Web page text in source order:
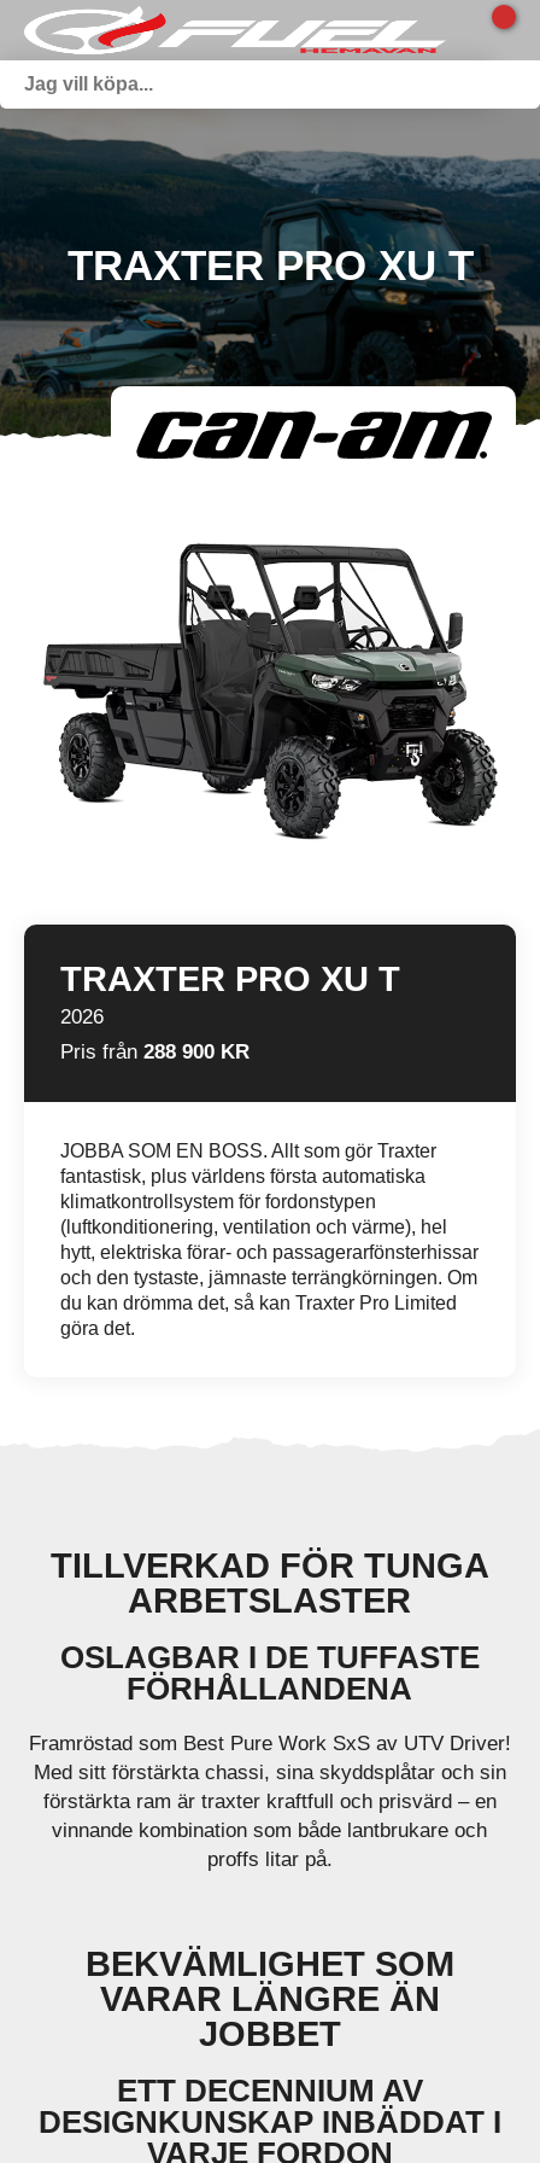
TRAXTER PRO XU T
TRAXTER PRO XU T
2026
Pris från 288 900 KR
JOBBA SOM EN BOSS. Allt som gör Traxter
fantastisk, plus världens första automatiska
klimatkontrollsystem för fordonstypen
(luftkonditionering, ventilation och värme), hel
hytt, elektriska förar- och passagerarfönsterhissar
och den tystaste, jämnaste terrängkörningen. Om
du kan drömma det, så kan Traxter Pro Limited
göra det.
TILLVERKAD FÖR TUNGA
ARBETSLASTER
OSLAGBAR I DE TUFFASTE
FÖRHÅLLANDENA
Framröstad som Best Pure Work SxS av UTV Driver!
Med sitt förstärkta chassi, sina skyddsplåtar och sin
förstärkta ram är traxter kraftfull och prisvärd – en
vinnande kombination som både lantbrukare och
proffs litar på.
BEKVÄMLIGHET SOM
VARAR LÄNGRE ÄN
JOBBET
ETT DECENNIUM AV
DESIGNKUNSKAP INBÄDDAT I
VARJE FORDON